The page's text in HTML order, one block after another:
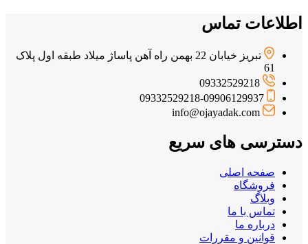
اطلاعات تماس
تبریز خیابان 22 بهمن راه آهن پاساژ میلاد طبقه اول پلاک
61
09332529218
09332529218-09906129937
info@ojayadak.com
دسترسی های سریع
صفحه اصلی
فروشگاه
وبلاگ
تماس با ما
درباره ما
قوانین و مقررات